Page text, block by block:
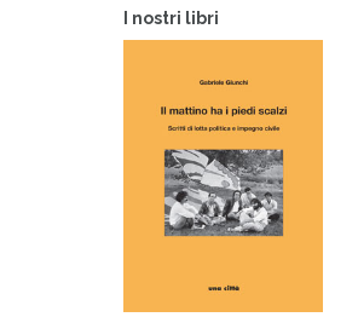
I nostri libri